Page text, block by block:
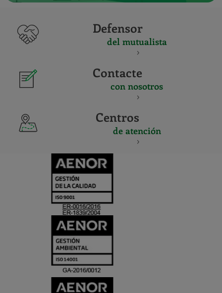
Defensor
del mutualista
Contacte
con nosotros
Centros
de atención